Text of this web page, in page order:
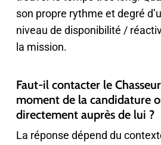
son propre rythme et degré
niveau de disponibilité /
la mission.
Faut-il contacter le
moment de la candidature
directement auprès de lui ?
La réponse dépend du